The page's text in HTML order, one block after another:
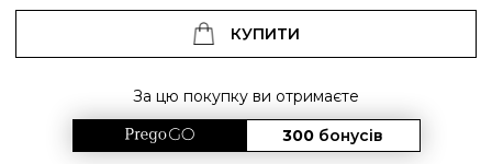
КУПИТИ
За цю покупку ви отримаєте
300 бонусів